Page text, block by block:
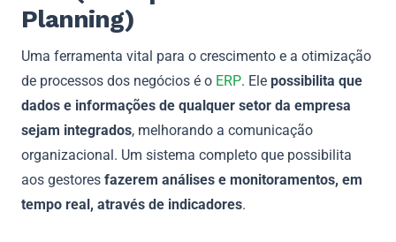
Planning)
Uma ferramenta vital para o crescimento e a otimização
de processos dos negócios é o ERP. Ele possibilita que
dados e informações de qualquer setor da empresa
sejam integrados, melhorando a comunicação
organizacional. Um sistema completo que possibilita
aos gestores fazerem análises e monitoramentos, em
tempo real, através de indicadores.